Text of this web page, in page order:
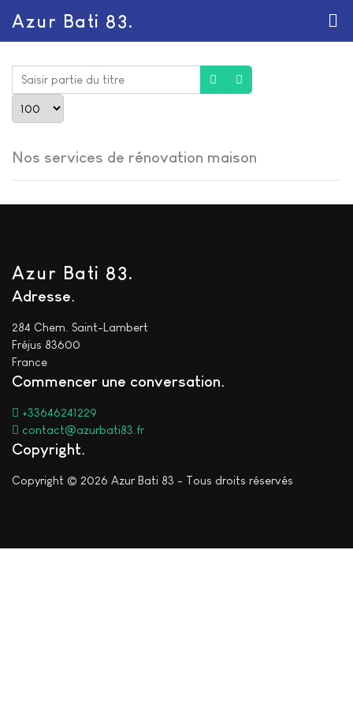
Azur Bati 83.
Saisir partie du titre
Nos services de rénovation maison
Azur Bati 83.
Adresse
284 Chem. Saint-Lambert
Fréjus 83600
France
Commencer une conversation
+33646241229
contact@azurbati83.fr
Copyright
Copyright © 2026 Azur Bati 83 - Tous droits réservés